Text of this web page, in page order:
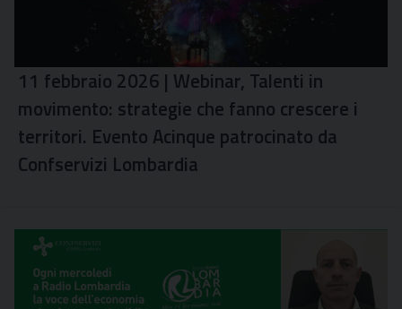
11 febbraio 2026 | Webinar, Talenti in
movimento: strategie che fanno crescere i
territori. Evento Acinque patrocinato da
Confservizi Lombardia